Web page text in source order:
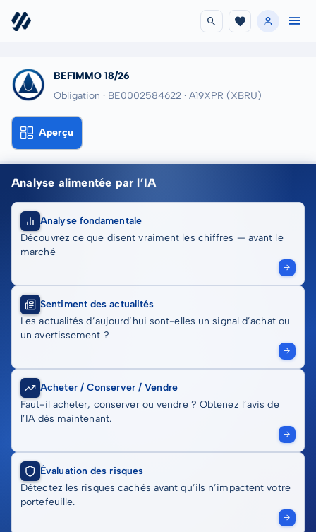
BEFIMMO 18/26
Obligation · BE0002584622 · A19XPR (XBRU)
Aperçu
Analyse alimentée par l’IA
Analyse fondamentale
Découvrez ce que disent vraiment les chiffres — avant le
marché
Sentiment des actualités
Les actualités d’aujourd’hui sont-elles un signal d’achat ou
un avertissement ?
Acheter / Conserver / Vendre
Faut-il acheter, conserver ou vendre ? Obtenez l’avis de
l’IA dès maintenant.
Évaluation des risques
Détectez les risques cachés avant qu’ils n’impactent votre
portefeuille.